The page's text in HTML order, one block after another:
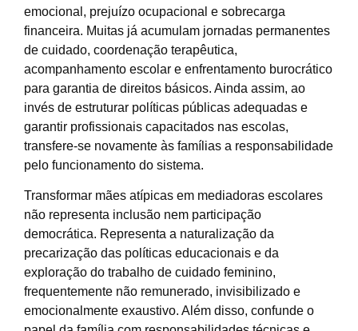
emocional, prejuízo ocupacional e sobrecarga
financeira. Muitas já acumulam jornadas permanentes
de cuidado, coordenação terapêutica,
acompanhamento escolar e enfrentamento burocrático
para garantia de direitos básicos. Ainda assim, ao
invés de estruturar políticas públicas adequadas e
garantir profissionais capacitados nas escolas,
transfere-se novamente às famílias a responsabilidade
pelo funcionamento do sistema.
Transformar mães atípicas em mediadoras escolares
não representa inclusão nem participação
democrática. Representa a naturalização da
precarização das políticas educacionais e da
exploração do trabalho de cuidado feminino,
frequentemente não remunerado, invisibilizado e
emocionalmente exaustivo. Além disso, confunde o